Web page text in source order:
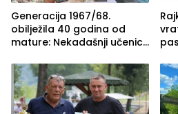
Generacija 1967/68.
obilježila 40 godina od
mature: Nekadašnji učenici
(FOTO)